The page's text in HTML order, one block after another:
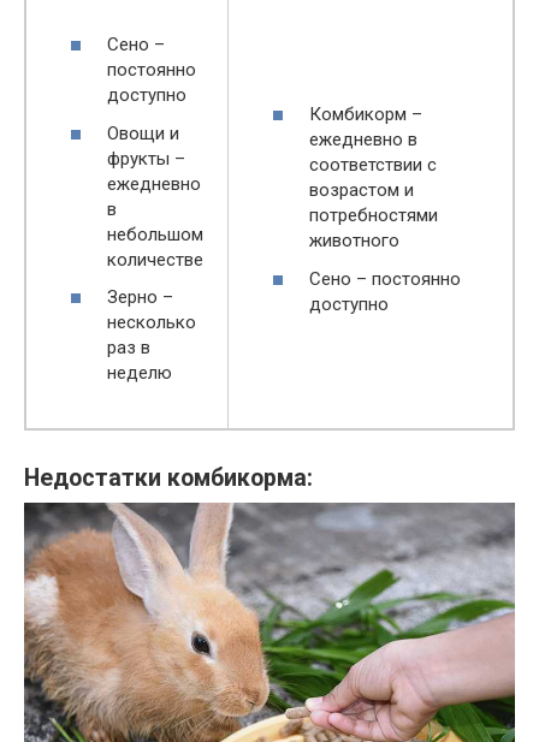
Сено –
постоянно
доступно
Овощи и
фрукты –
ежедневно
в
небольшом
количестве
Зерно –
несколько
раз в
неделю
Комбикорм –
ежедневно в
соответствии с
возрастом и
потребностями
животного
Сено – постоянно
доступно
Недостатки комбикорма: